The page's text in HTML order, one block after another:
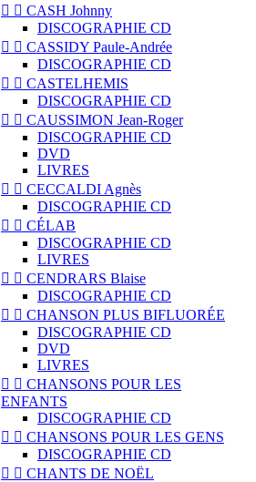
  CASH Johnny
DISCOGRAPHIE CD
  CASSIDY Paule-Andrée
DISCOGRAPHIE CD
  CASTELHEMIS
DISCOGRAPHIE CD
  CAUSSIMON Jean-Roger
DISCOGRAPHIE CD
DVD
LIVRES
  CECCALDI Agnès
DISCOGRAPHIE CD
  CÉLAB
DISCOGRAPHIE CD
LIVRES
  CENDRARS Blaise
DISCOGRAPHIE CD
  CHANSON PLUS BIFLUORÉE
DISCOGRAPHIE CD
DVD
LIVRES
  CHANSONS POUR LES
ENFANTS
DISCOGRAPHIE CD
  CHANSONS POUR LES GENS
DISCOGRAPHIE CD
  CHANTS DE NOËL